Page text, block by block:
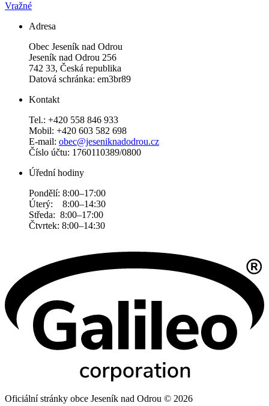
Vražné
Adresa
Obec Jeseník nad Odrou
Jeseník nad Odrou 256
742 33, Česká republika
Datová schránka: em3br89
Kontakt
Tel.: +420 558 846 933
Mobil: +420 603 582 698
E-mail: obec@jeseniknadodrou.cz
Číslo účtu: 1760110389/0800
Úřední hodiny
Pondělí: 8:00–17:00
Úterý: 8:00–14:30
Středa: 8:00–17:00
Čtvrtek: 8:00–14:30
Oficiální stránky obce Jeseník nad Odrou © 2026